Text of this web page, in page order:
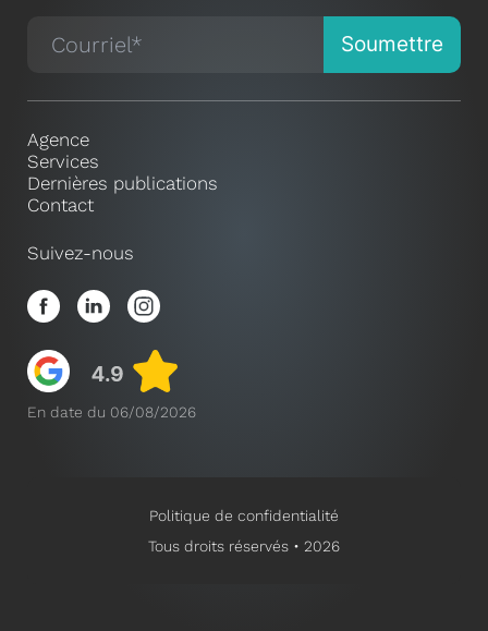
Agence
Services
Dernières publications
Contact
Suivez-nous
En date du 06/08/2026
Politique de confidentialité
Tous droits réservés • 2026